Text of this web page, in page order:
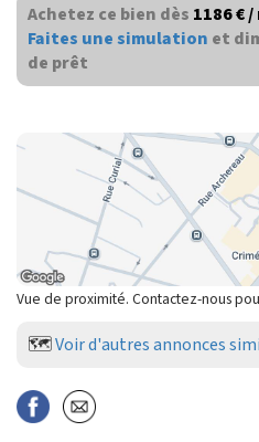
Achetez ce bien dès 1186 €
Faites une simulation et
de prêt
Vue de proximité. Contactez-nous
🗺️Voir d'autres annonces